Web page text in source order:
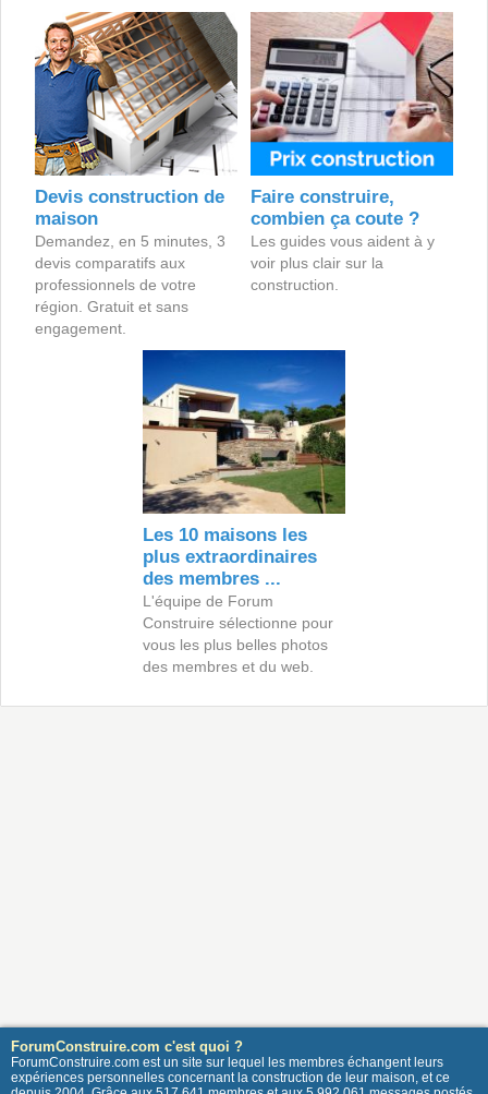
Devis construction de
maison
Demandez, en 5 minutes, 3
devis comparatifs aux
professionnels de votre
région. Gratuit et sans
engagement.
Faire construire,
combien ça coute ?
Les guides vous aident à y
voir plus clair sur la
construction.
Les 10 maisons les
plus extraordinaires
des membres ...
L'équipe de Forum
Construire sélectionne pour
vous les plus belles photos
des membres et du web.
ForumConstruire.com c'est quoi ?
ForumConstruire.com est un site sur lequel les membres échangent leurs
expériences personnelles concernant la construction de leur maison, et ce